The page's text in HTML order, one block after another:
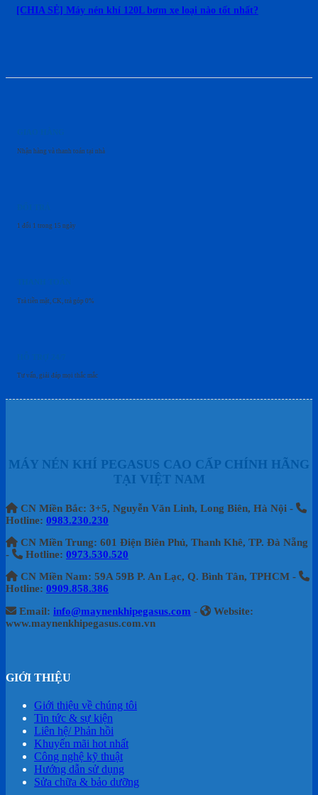
[CHIA SẺ] Máy nén khí 120L bơm xe loại nào tốt nhất?
Nhận hàng và thanh toán tại nhà
1 đổi 1 trong 15 ngày
Trả tiền mặt, CK, trả góp 0%
Tư vấn, giải đáp mọi thắc mắc
MÁY NÉN KHÍ PEGASUS CAO CẤP CHÍNH HÃNG
TẠI VIỆT NAM
CN Miền Bắc: 3+5, Nguyễn Văn Linh, Long Biên, Hà Nội -
Hotline: 0983.230.230
CN Miền Trung: 601 Điện Biên Phủ, Thanh Khê, TP. Đà Nẵng
-
Hotline: 0973.530.520
CN Miền Nam: 59A 59B P. An Lạc, Q. Bình Tân, TPHCM -
Hotline: 0909.858.386
Email: info@maynenkhipegasus.com -
Website:
www.maynenkhipegasus.com.vn
GIỚI THIỆU
Giới thiệu về chúng tôi
Tin tức & sự kiện
Liên hệ/ Phản hồi
Khuyến mãi hot nhất
Công nghệ kỹ thuật
Hướng dẫn sử dụng
Sửa chữa & bảo dưỡng